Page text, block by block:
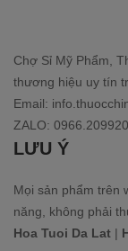
Chợ Sỉ Mỹ Phẩm,
thương hiệu uy tín
Email:
ZALO:
LƯU Ý
Mọi sản phẩm trên
năng, không phải
Hoa Tuoi Da Lat |